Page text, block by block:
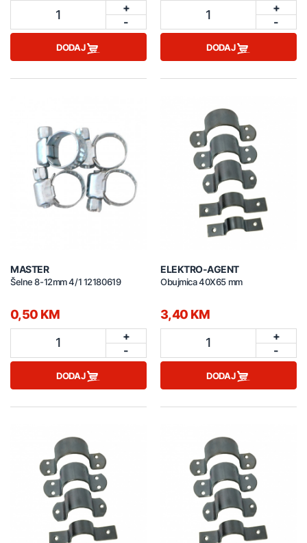
1
+
-
DODAJ
1
+
-
DODAJ
MASTER
Šelne 8-12mm 4/1 12180619
0,50 KM
1
+
-
DODAJ
ELEKTRO-AGENT
Obujmica 40X65 mm
3,40 KM
1
+
-
DODAJ